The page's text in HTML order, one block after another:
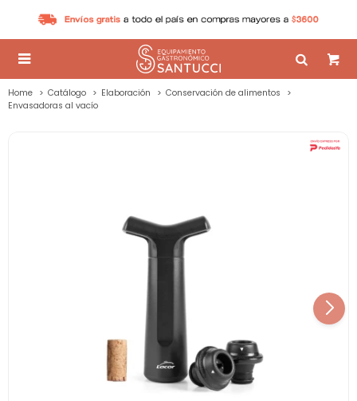

Home Catálogo Elaboración
Conservación de alimentos
Envasadoras al vacío